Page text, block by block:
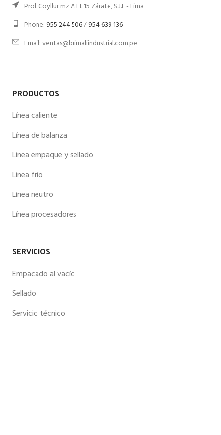
Prol. Coyllur mz A Lt 15 Zárate, S.J.L - Lima
Phone: 955 244 506/954 639 136
Email: ventas@brimaliindustrial.com.pe
PRODUCTOS
Línea caliente
Línea de balanza
Línea empaque y sellado
Línea frío
Línea neutro
Línea procesadores
SERVICIOS
Empacado al vacío
Sellado
Servicio técnico